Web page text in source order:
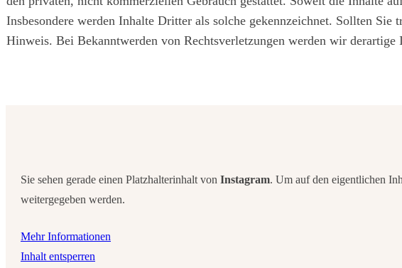
Insbesondere werden Inhalte Dritter als solche gekennzeichnet. Sollten
Hinweis. Bei Bekanntwerden von Rechtsverletzungen werden wir derartige
Sie sehen gerade einen Platzhalterinhalt von Instagram. Um auf den eigentlichen
weitergegeben werden.
Mehr Informationen
Inhalt entsperren